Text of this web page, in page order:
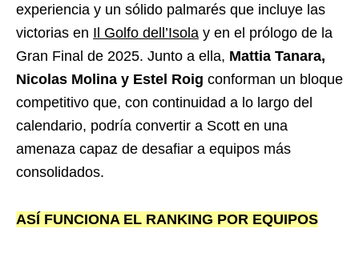
experiencia y un sólido palmarés que incluye las
victorias en Il Golfo dell’Isola y en el prólogo de la
Gran Final de 2025. Junto a ella, Mattia Tanara,
Nicolas Molina y Estel Roig conforman un bloque
competitivo que, con continuidad a lo largo del
calendario, podría convertir a Scott en una
amenaza capaz de desafiar a equipos más
consolidados.
ASÍ FUNCIONA EL RANKING POR EQUIPOS